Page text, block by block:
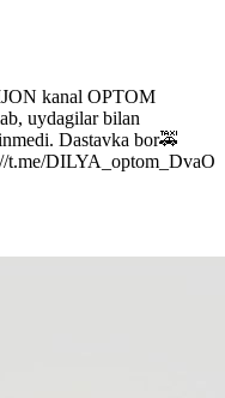
kanal OPTOM
uydagilar bilan
Dastavka bor🚕
t.me/DILYA_optom_DvaO